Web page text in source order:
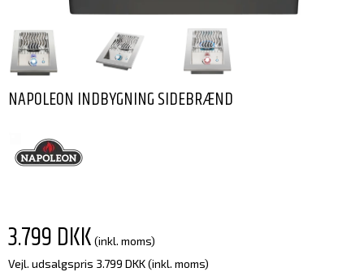
NAPOLEON INDBYGNING SIDEBRÆND
3.799 DKK (inkl. moms)
Vejl. udsalgspris 3.799 DKK(inkl. moms)